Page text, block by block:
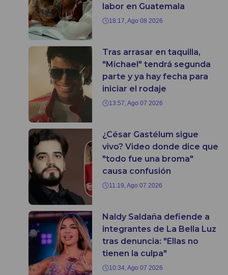
labor en Guatemala
18:17, Ago 08 2026
Tras arrasar en taquilla,
"Michael" tendrá segunda
parte y ya hay fecha para
iniciar el rodaje
13:57, Ago 07 2026
¿César Gastélum sigue
vivo? Video donde dice que
"todo fue una broma"
causa confusión
11:19, Ago 07 2026
Naldy Saldaña defiende a
integrantes de La Bella Luz
tras denuncia: "Ellas no
tienen la culpa"
10:34, Ago 07 2026